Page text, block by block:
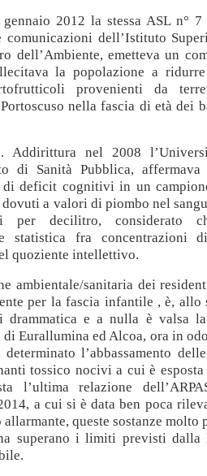
2012 la stessa ASL n°
comunicazioni dell’Istituto
dell’Ambiente, emetteva un
la popolazione a
provenienti da
nella fascia di età dei
Addirittura nel 2008
di Sanità Pubblica, affermava
di deficit cognitivi in un
dovuti a valori di piombo nel
per decilitro, considerato
statistica fra concentrazioni
quoziente intellettivo.
ambientale/sanitaria dei
per la fascia infantile , è, allo
drammatica e a nulla è valsa
Eurallumina ed Alcoa, ora in
l’abbassamento
tossico nocivi a cui è
l’ultima relazione
a cui si è data ben poca
queste sostanze molto
superano i limiti previsti dalla